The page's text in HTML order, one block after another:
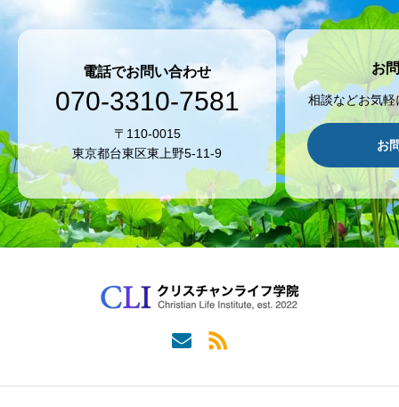
電話でお問い合わせ
070-3310-7581
〒110-0015
東京都台東区東上野5-11-9
お
相談などお気
お